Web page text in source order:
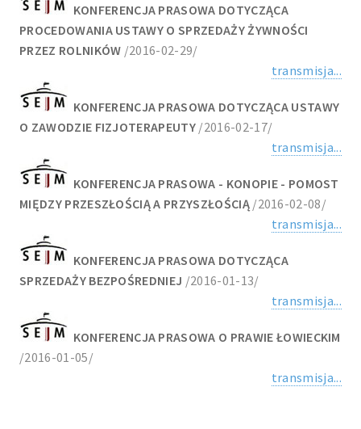
KONFERENCJA PRASOWA DOTYCZĄCA
PROCEDOWANIA USTAWY O SPRZEDAŻY ŻYWNOŚCI
PRZEZ ROLNIKÓW /2016-02-29/
transmisja...
KONFERENCJA PRASOWA DOTYCZĄCA USTAWY
O ZAWODZIE FIZJOTERAPEUTY /2016-02-17/
transmisja...
KONFERENCJA PRASOWA - KONOPIE - POMOST
MIĘDZY PRZESZŁOŚCIĄ A PRZYSZŁOŚCIĄ /2016-02-08/
transmisja...
KONFERENCJA PRASOWA DOTYCZĄCA
SPRZEDAŻY BEZPOŚREDNIEJ /2016-01-13/
transmisja...
KONFERENCJA PRASOWA O PRAWIE ŁOWIECKIM
/2016-01-05/
transmisja...